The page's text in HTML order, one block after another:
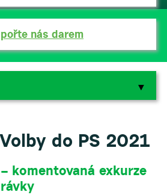
nás darem
▼
▼
Volby do PS 2021
komentovaná exkurze